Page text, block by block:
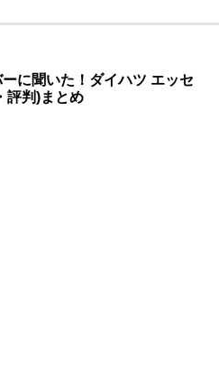
に聞いた！ダイハツ エッセ
評判)まとめ